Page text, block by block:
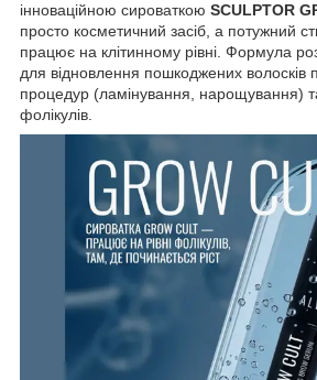
інноваційною сироваткою SCULPTOR
просто косметичний засіб, а потужний
працює на клітинному рівні. Формула
для відновлення пошкоджених волосків
процедур (ламінування, нарощування)
фолікулів.